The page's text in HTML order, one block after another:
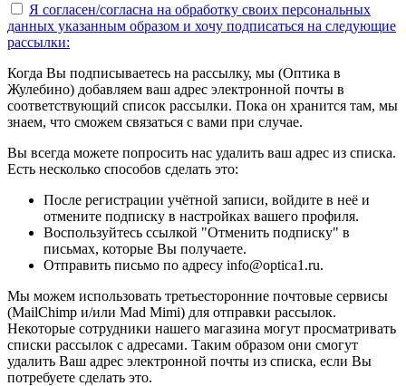
Я согласен/согласна на обработку своих персональных
данных указанным образом и хочу подписаться на следующие
рассылки:
Когда Вы подписываетесь на рассылку, мы (Оптика в
Жулебино) добавляем ваш адрес электронной почты в
соответствующий список рассылки. Пока он хранится там, мы
знаем, что сможем связаться с вами при случае.
Вы всегда можете попросить нас удалить ваш адрес из списка.
Есть несколько способов сделать это:
После регистрации учётной записи, войдите в неё и
отмените подписку в настройках вашего профиля.
Воспользуйтесь ссылкой "Отменить подписку" в
письмах, которые Вы получаете.
Отправить письмо по адресу info@optica1.ru.
Мы можем использовать третьесторонние почтовые сервисы
(MailChimp и/или Mad Mimi) для отправки рассылок.
Некоторые сотрудники нашего магазина могут просматривать
списки рассылок с адресами. Таким образом они смогут
удалить Ваш адрес электронной почты из списка, если Вы
потребуете сделать это.